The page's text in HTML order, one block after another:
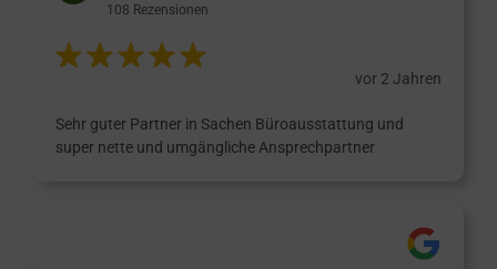
108 Rezensionen
vor 2 Jahren
Sehr guter Partner in Sachen Büroausstattung und
super nette und umgängliche Ansprechpartner